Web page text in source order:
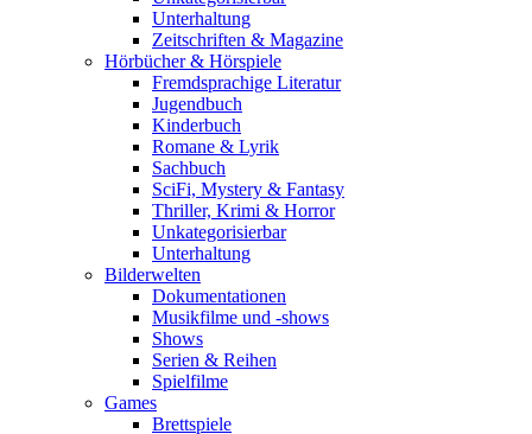
Unterhaltung
Zeitschriften & Magazine
Hörbücher & Hörspiele
Fremdsprachige Literatur
Jugendbuch
Kinderbuch
Romane & Lyrik
Sachbuch
SciFi, Mystery & Fantasy
Thriller, Krimi & Horror
Unkategorisierbar
Unterhaltung
Bilderwelten
Dokumentationen
Musikfilme und -shows
Shows
Serien & Reihen
Spielfilme
Games
Brettspiele